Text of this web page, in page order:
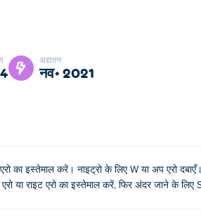
में से एक है।
4.4
अद्यतन
नव॰ 2021
का इस्तेमाल करें। नाइट्रो के लिए W या अप एरो
या राइट एरो का इस्तेमाल करें, फिर अंदर जाने के लिए S